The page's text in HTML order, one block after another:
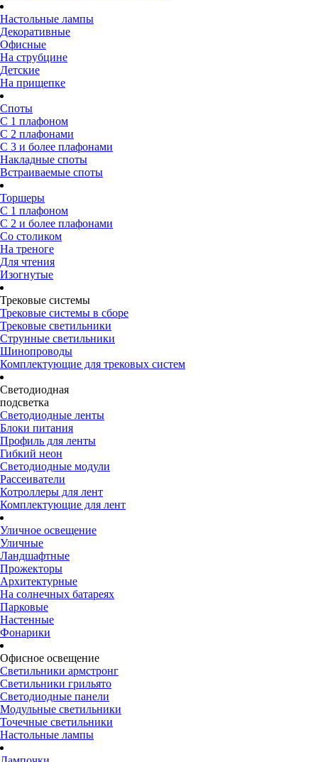
Настольные лампы
Декоративные
Офисные
На струбцине
Детские
На прищепке
Споты
С 1 плафоном
С 2 плафонами
С 3 и более плафонами
Накладные споты
Встраиваемые споты
Торшеры
С 1 плафоном
С 2 и более плафонами
Со столиком
На треноге
Для чтения
Изогнутые
Трековые системы
Трековые системы в сборе
Трековые светильники
Струнные светильники
Шинопроводы
Комплектующие для трековых систем
Светодиодная
подсветка
Светодиодные ленты
Блоки питания
Профиль для ленты
Гибкий неон
Светодиодные модули
Рассеиватели
Котроллеры для лент
Комплектующие для лент
Уличное освещение
Уличные
Ландшафтные
Прожекторы
Архитектурные
На солнечных батареях
Парковые
Настенные
Фонарики
Офисное освещение
Светильники армстронг
Светильники грильято
Светодиодные панели
Модульные светильники
Точечные светильники
Настольные лампы